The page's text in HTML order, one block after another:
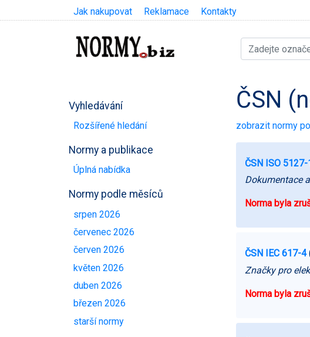
Jak nakupovat Reklamace Kontakty
Vyhledávání
Rozšířené hledání
Normy a publikace
Úplná nabídka
Normy podle měsíců
srpen 2026
červenec 2026
červen 2026
květen 2026
duben 2026
březen 2026
starší normy
ČSN
zobrazit normy
ČSN ISO 5127-
Dokumentace
Norma byla
ČSN IEC 617-4
Značky pro
Norma byla